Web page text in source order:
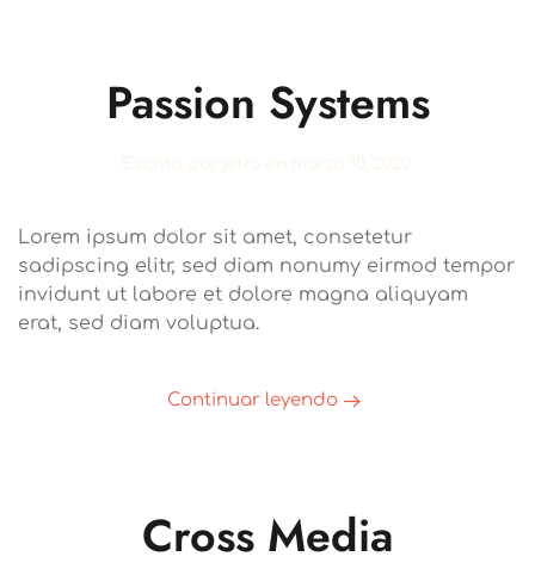
Passion Systems
Escrito por jetro en marzo 10, 2020.
Lorem ipsum dolor sit amet, consetetur
sadipscing elitr, sed diam nonumy eirmod tempor
invidunt ut labore et dolore magna aliquyam
erat, sed diam voluptua.
Continuar leyendo
Cross Media